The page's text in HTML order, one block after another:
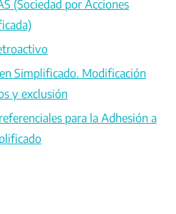
(Sociedad por Acciones
Simplificado. Modificación
y exclusión
para la Adhesión a